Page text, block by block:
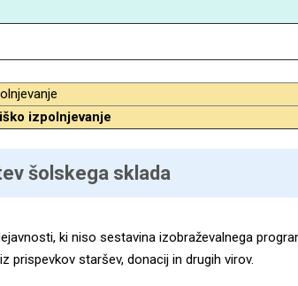
izpolnjevanje
šolskega sklada
ki niso sestavina izobraževalnega
prispevkov staršev, donacij in drugih virov.